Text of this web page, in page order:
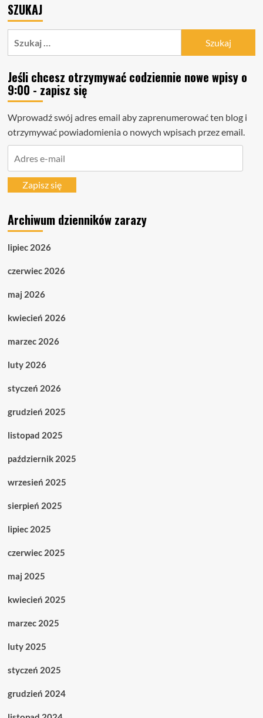
SZUKAJ
Jeśli chcesz otrzymywać codziennie nowe wpisy o
9:00 - zapisz się
Wprowadź swój adres email aby zaprenumerować ten blog i
otrzymywać powiadomienia o nowych wpisach przez email.
mailZapisz się
Archiwum dzienników zarazy
lipiec 2026
czerwiec 2026
maj 2026
kwiecień 2026
marzec 2026
luty 2026
styczeń 2026
grudzień 2025
listopad 2025
październik 2025
wrzesień 2025
sierpień 2025
lipiec 2025
czerwiec 2025
maj 2025
kwiecień 2025
marzec 2025
luty 2025
styczeń 2025
grudzień 2024